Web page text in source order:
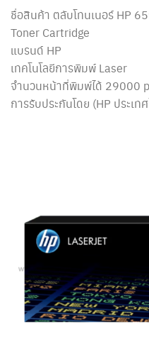
ชื่อสินค้า ตลับโทนเนอร์ HP
Toner Cartridge
แบรนด์ HP
เทคโนโลยีการพิมพ์ Laser
จำนวนหน้าที่พิมพ์ได้ 29000
การรับประกันโดย (HP ประเท